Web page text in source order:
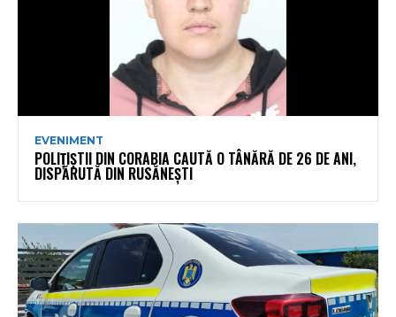
EVENIMENT
POLIȚIȘTII DIN CORABIA CAUTĂ O TÂNĂRĂ DE 26 DE ANI,
DISPĂRUTĂ DIN RUSĂNEȘTI